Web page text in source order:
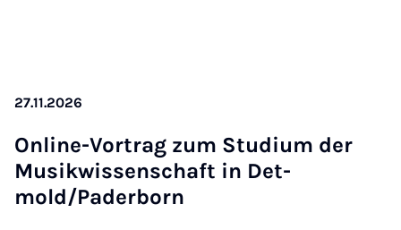
27.11.2026
On­line-Vor­trag zum Stu­di­um der
Mu­sikwis­senschaft in Det­
mold/Pader­born